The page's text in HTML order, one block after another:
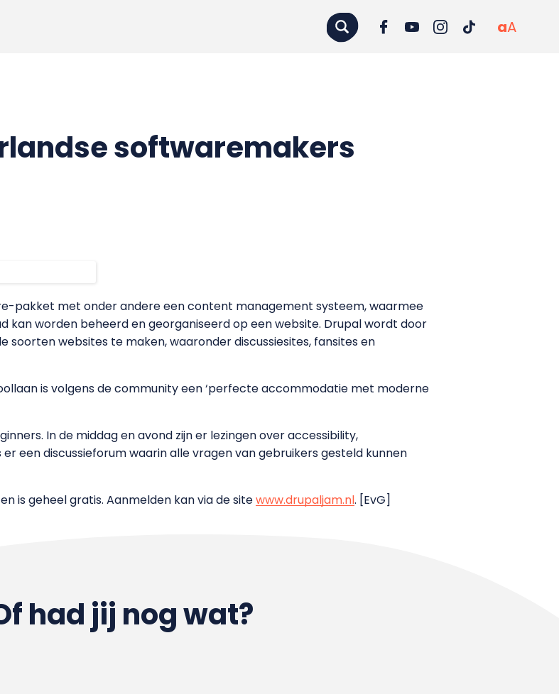
aA
softwaremakers
pakket met onder andere een content management systeem, waarmee
kan worden beheerd en georganiseerd op een website. Drupal wordt door
soorten websites te maken, waaronder discussiesites, fansites en
is volgens de community een ‘perfecte accommodatie met moderne
In de middag en avond zijn er lezingen over accessibility,
een discussieforum waarin alle vragen van gebruikers gesteld kunnen
is geheel gratis. Aanmelden kan via de sitewww.drupaljam.nl. [EvG]
had jij nog wat?